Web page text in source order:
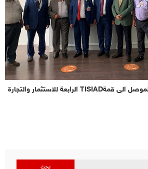
مشاركة وفد غرفة تجارة الموصل الى قمةTISIAD الرابعة للاستثمار والتجارة